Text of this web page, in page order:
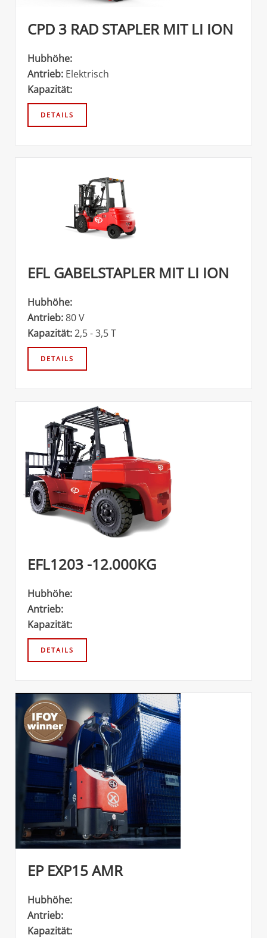
CPD 3 RAD STAPLER MIT LI ION
Hubhöhe:
Antrieb: Elektrisch
Kapazität:
EFL GABELSTAPLER MIT LI ION
Hubhöhe:
Antrieb:80 V
Kapazität:2,5 - 3,5 T
EFL1203 -12.000KG
Hubhöhe:
Antrieb:
Kapazität:
EP EXP15 AMR
Hubhöhe:
Antrieb:
Kapazität: